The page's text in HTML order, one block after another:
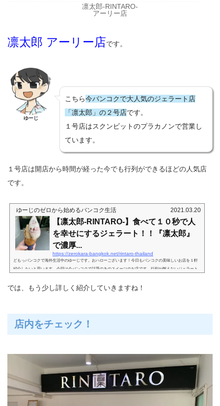
凛太郎-RINTARO-
アーリー店
凛太郎 アーリー店です。
ゆーじ
こちら今バンコクで大人気のジェラート店
「凛太郎」の２号店です。
１号店はスクンビットのプラカノンで営業し
ています。
１号店は開店から時間が経った今でも行列ができるほどの人気店
です。
ゆーじのゼロから始めるバンコク生活 2021.03.20
【凛太郎-RINTARO-】食べて１０秒で人
を幸せにするジェラート！！『凛太郎』
で濃厚...
https://zerokara-bangkok.net/rintaro-thailand
どもっバンコクで海外生活中のゆーじです。おハローございます！今日もバンコクの美味しいお店を１軒
紹介したいと思います。今回は今バンコクで話題のあのスイーツのお店です…行列が耐えないジェラート
した日系のアイスクリーム専門店で、コンセプトは『食べて１０秒で人を幸せにするジェラート』だそう
では、もう少し詳しく紹介していきますね！
店内をチェック！